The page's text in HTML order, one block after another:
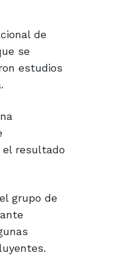
de
se
estudios
el resultado
grupo de